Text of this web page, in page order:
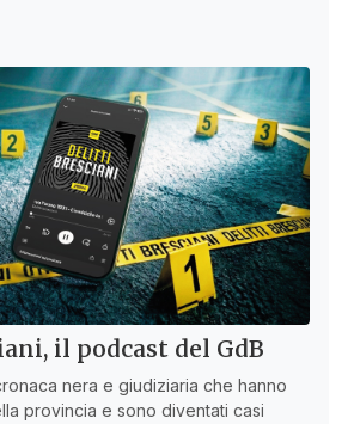
il podcast del GdB
nera e giudiziaria che hanno
provincia e sono diventati casi